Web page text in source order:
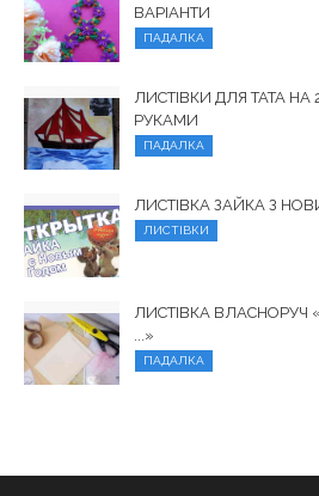
ВАРІАНТИ
ПАДАЛКА
ЛИСТІВКИ ДЛЯ ТАТА
РУКАМИ
ПАДАЛКА
ЛИСТІВКА ЗАЙКА З
ЛИСТІВКИ
ЛИСТІВКА ВЛАСНОРУЧ
...»
ПАДАЛКА